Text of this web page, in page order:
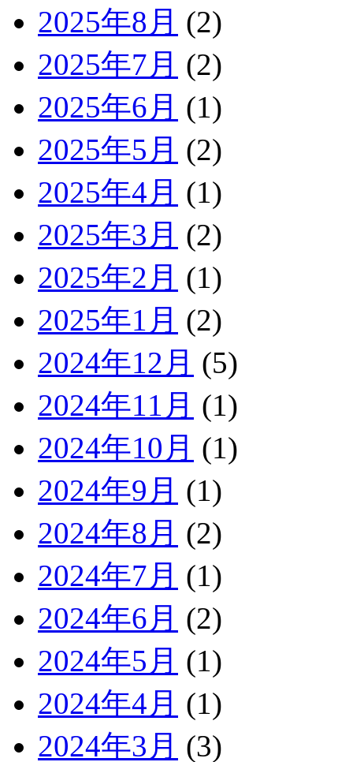
2025年8月 (2)
2025年7月 (2)
2025年6月 (1)
2025年5月 (2)
2025年4月 (1)
2025年3月 (2)
2025年2月 (1)
2025年1月 (2)
2024年12月 (5)
2024年11月 (1)
2024年10月 (1)
2024年9月 (1)
2024年8月 (2)
2024年7月 (1)
2024年6月 (2)
2024年5月 (1)
2024年4月 (1)
2024年3月 (3)